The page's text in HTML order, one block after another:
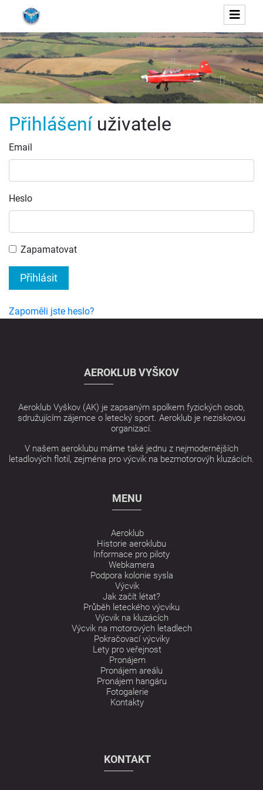
Přihlášeníuživatele
Email
Heslo
Zapamatovat
Přihlásit
Zapoměli jste heslo?
AEROKLUB VYŠKOV
Aeroklub Vyškov (AK) je zapsaným spolkem fyzických osob,
sdružujícím zájemce o letecký sport. Aeroklub je neziskovou
organizací.
V našem aeroklubu máme také jednu z nejmodernějších
letadlových flotil, zejména pro výcvik na bezmotorovýh kluzácích.
MENU
Aeroklub
Historie aeroklubu
Informace pro piloty
Webkamera
Podpora kolonie sysla
Výcvik
Jak začít létat?
Průběh leteckého výcviku
Výcvik na kluzácích
Výcvik na motorových letadlech
Pokračovací výcviky
Lety pro veřejnost
Pronájem
Pronájem areálu
Pronájem hangáru
Fotogalerie
Kontakty
KONTAKT